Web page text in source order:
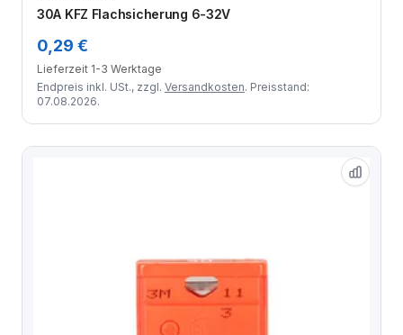
30A KFZ Flachsicherung 6-32V
0,29 €
Lieferzeit 1-3 Werktage
Endpreis inkl. USt., zzgl. Versandkosten. Preisstand:
07.08.2026.